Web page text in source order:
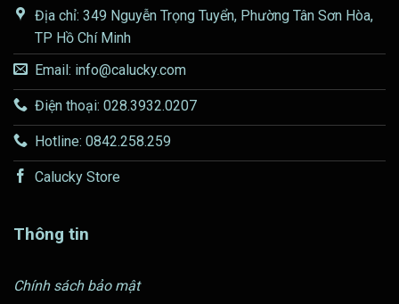
Địa chỉ: 349 Nguyễn Trọng Tuyển, Phường Tân Sơn Hòa,
TP Hồ Chí Minh
Email: info@calucky.com
Điện thoại: 028.3932.0207
Hotline: 0842.258.259
Calucky Store
Thông tin
Chính sách bảo mật